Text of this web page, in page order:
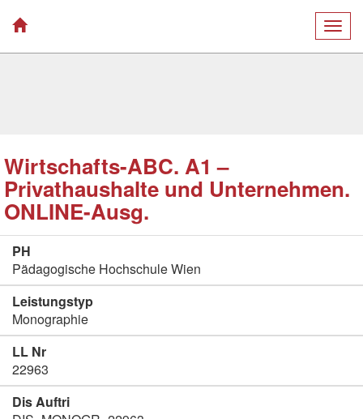
Wirtschafts-ABC. A1 –
Privathaushalte und Unternehmen.
ONLINE-Ausg.
PH
Pädagogische Hochschule Wien
Leistungstyp
Monographie
LL Nr
22963
Dis Auftri